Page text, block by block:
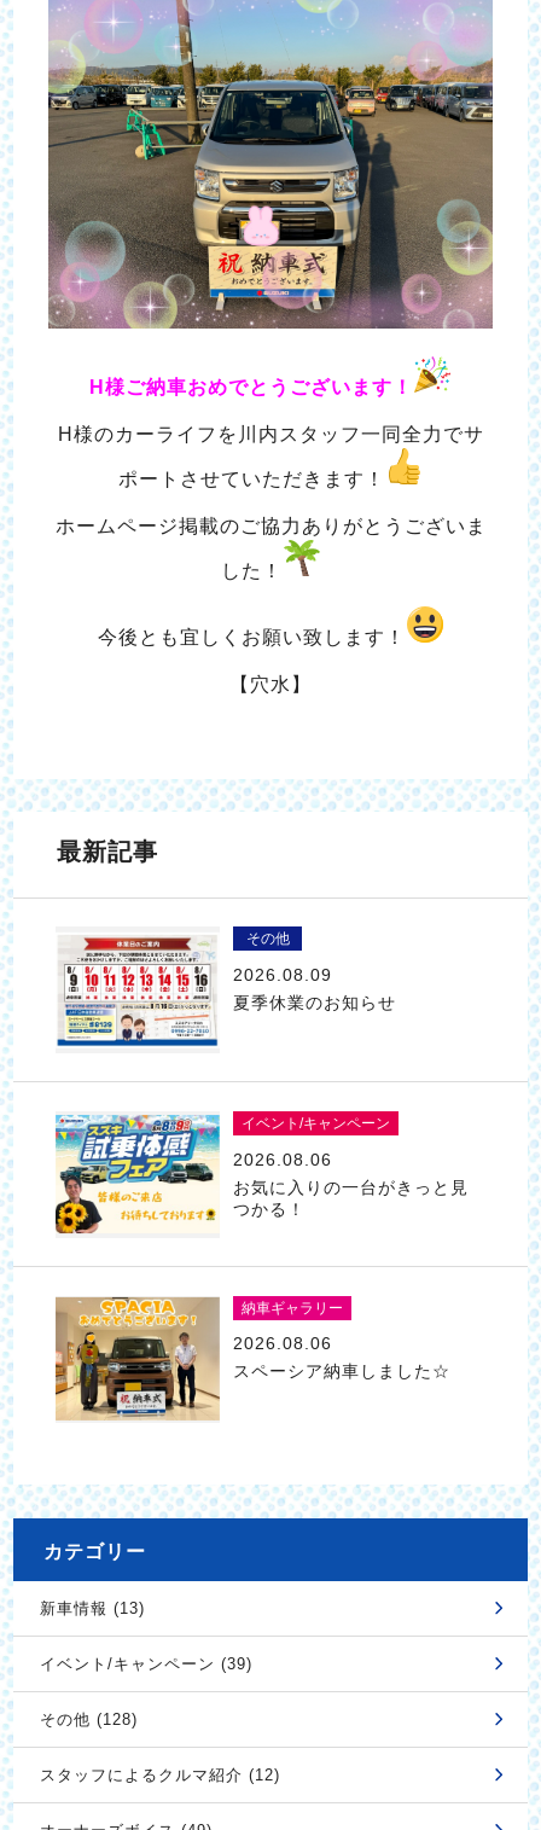
H様ご納車おめでとうございます！
H様のカーライフを川内スタッフ一同全力でサ
ポートさせていただきます！
ホームページ掲載のご協力ありがとうございま
した！
今後とも宜しくお願い致します！
【穴水】
最新記事
その他
2026.08.09
夏季休業のお知らせ
イベント/キャンペーン
2026.08.06
お気に入りの一台がきっと見
つかる！
納車ギャラリー
2026.08.06
スペーシア納車しました☆
カテゴリー
新車情報 (13)
イベント/キャンペーン (39)
その他 (128)
スタッフによるクルマ紹介 (12)